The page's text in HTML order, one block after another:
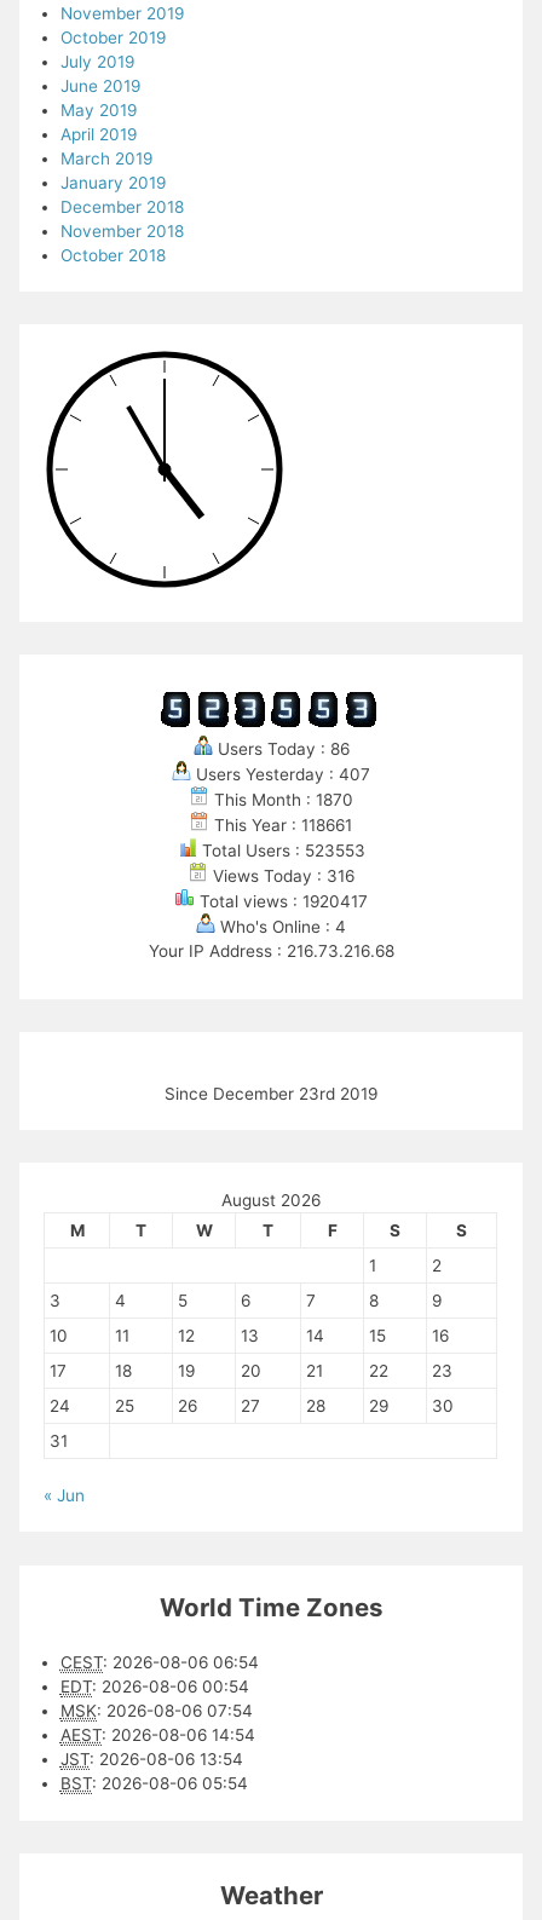
November 2019
October 2019
July 2019
June 2019
May 2019
April 2019
March 2019
January 2019
December 2018
November 2018
October 2018
Users Today : 86
Users Yesterday : 407
This Month : 1870
This Year : 118661
Total Users : 523553
Views Today : 316
Total views : 1920417
Who's Online : 4
Your IP Address : 216.73.216.68
Since December 23rd 2019
August 2026
M
T W T F S
S
1
2
3
4 5 6 7 8
9
10
11 12 13 14 15
16
17
18 19 20 21 22
23
24
25 26 27 28 29
30
31
« Jun
World Time Zones
CEST: 2026-08-06 06:54
EDT: 2026-08-06 00:54
MSK: 2026-08-06 07:54
AEST: 2026-08-06 14:54
JST: 2026-08-06 13:54
BST: 2026-08-06 05:54
Weather